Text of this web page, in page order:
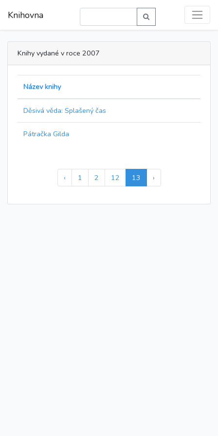
Knihovna
Knihy vydané v roce 2007
Název knihy
Děsivá věda: Splašený čas
Pátračka Gilda
‹ 1 2 12 13 ›